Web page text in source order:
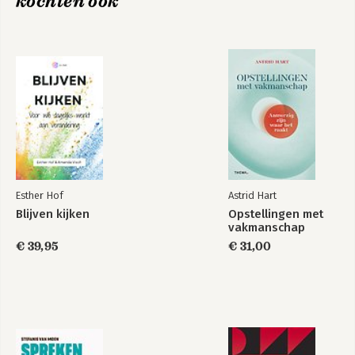
Individuen leren wie ze zijn en wat ze
nodig hebben en dat leren
communiceren. En ja; Leiders zijn ook
individuen! Hij hoopt dat organisaties
gaan beseffen dat goede theorieën
voor ieder individu anders werkt. In dit
boek maakt hij de verbinding vanuit
individueel perspectief. Dan pas komt
een algemene theorie individueel tot
leven. Koppel ieders individuele
perceptie aan organisationele theorieën
organisaties. Zijn huidige rol is die van
Hoofdstuk 3: Perceptuele intelligentie
Misperceptie
Perceptuele intelligentie
Mensgericht veranderen
Hoofdstuk 4: Over veranderen & verandering
Ongewenste verandering
Gewenste verandering
Begin een verandering altijd bij jezelf
De Birkman questionnaire
Dankwoord
Esther Hof
Blijven kijken
€ 39,95
Astrid Hart
Opstellingen met
vakmanschap
€ 31,00